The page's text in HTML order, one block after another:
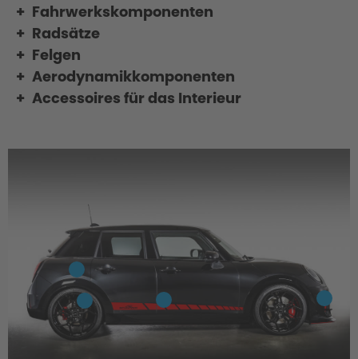
Fahrwerkskomponenten
Radsätze
Felgen
Aerodynamikkomponenten
Accessoires für das Interieur